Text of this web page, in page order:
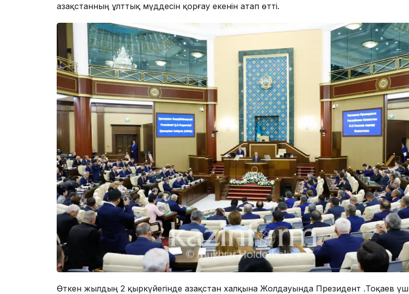
Қазақстанның ұлттық мүддесін қорғау екенін атап өтті.
Өткен жылдың 2 қыркүйегінде Қазақстан халқына Жолдауында Президент Қ.Тоқаев үш